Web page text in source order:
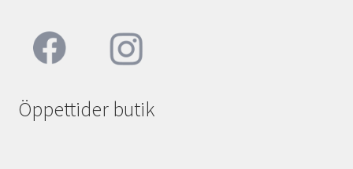
Öppettider butik